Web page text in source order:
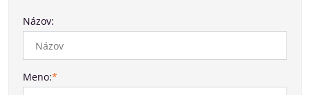
Názov:
Meno:*